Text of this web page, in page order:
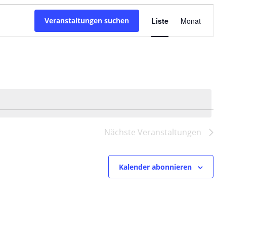
Veranstaltungen suchen Ansichten-
Navigation
Liste Monat
Nächste Veranstaltungen
Kalender abonnieren